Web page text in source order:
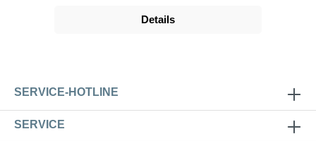
Details
SERVICE-HOTLINE
SERVICE